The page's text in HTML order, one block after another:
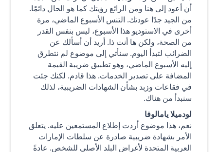
أن أعود إلى هنا ومن الرائع رؤيتك كما هو الحال دائمًا.
من الجيد جدًا عودتك. التنس الأسبوع الماضي، مرة
أخرى في الاستوديو هذا الأسبوع، ليس بنفس القدر
من الصحة، ولكن ها أنت ذا. أريد أن أسألك عن
الضرائب لتبدأ اليوم. سنأتي إلى موضوع لم نتطرق
إليه الأسبوع الماضي، وهو تطبيق ضريبة القيمة
المضافة على تصدير الخدمات. هذا قادم. لكنك جئت
في فقاعات وزبد بشأن الشهادات الضريبية، لذلك
سنبدأ من هناك.
لودميلا يامالوفا
نعم، هذا موضوع أردت إطلاع المستمعين عليه. يتعلق
الأمر بشهادة ضريبية صادرة عن سلطات الإمارات
العربية المتحدة لأغراض البلد الأصلي للشخص. عادةً